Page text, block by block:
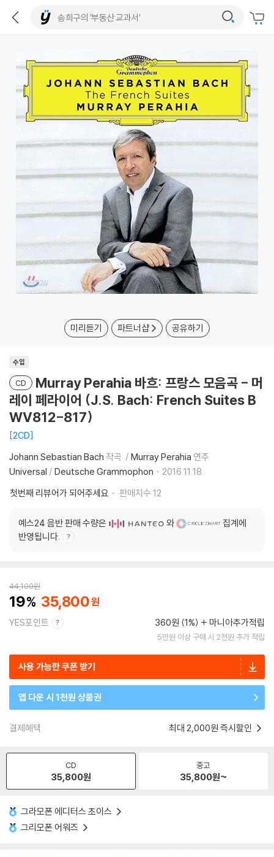
미리듣기 파트너샵 공유하기
수입
CD
Murray Perahia 바흐: 프랑스 모음곡 - 머
레이 페라이어 (J.S. Bach: French Suites B
WV812-817)
2CD
Johann Sebastian Bach 작곡 Murray Perahia 연주
Universal / Deutsche Grammophon
2016.11.18.
첫번째 리뷰어가 되어주세요
판매지수 12
예스24 음반 판매 수량은 와
집계에
반영됩니다.
44,100원
19 35,800
YES포인트 360원 (1%) 마니아추가적립
5만원 이상 구매 시 2천원 추가 적립
사용 가능한 쿠폰 받기
앱 다운 시 1천원 상품권
결제혜택 최대 2,000원 즉시할인
CD
35,800원
중고
35,800원~
그라모폰 에디터스 초이스
그리모폰 어워즈